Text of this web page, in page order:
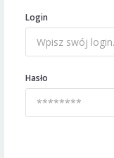
Login
Hasło